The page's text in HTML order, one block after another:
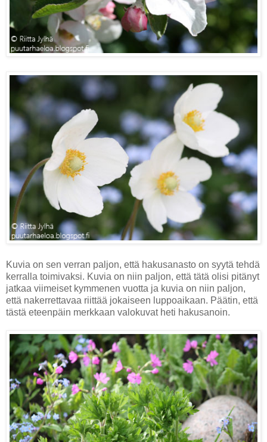
Kuvia on sen verran paljon, että hakusanasto on syytä tehdä
kerralla toimivaksi. Kuvia on niin paljon, että tätä olisi pitänyt
jatkaa viimeiset kymmenen vuotta ja kuvia on niin paljon,
että nakerrettavaa riittää jokaiseen luppoaikaan. Päätin, että
tästä eteenpäin merkkaan valokuvat heti hakusanoin.